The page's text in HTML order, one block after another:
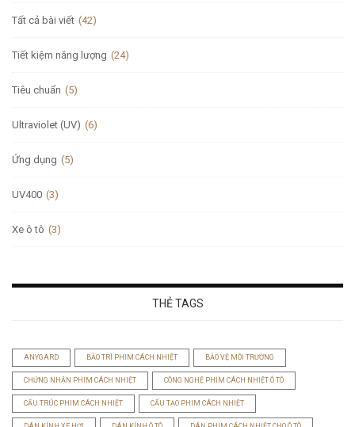
Tất cả bài viết (42)
Tiết kiệm năng lượng (24)
Tiêu chuẩn (5)
Ultraviolet (UV) (6)
Ứng dụng (5)
UV400 (3)
Xe ô tô (3)
THẺ TAGS
ANYGARD BẢO TRÌ PHIM CÁCH NHIỆT BẢO VỆ MÔI TRƯỜNG
CHỨNG NHẬN PHIM CÁCH NHIỆT CÔNG NGHỆ PHIM CÁCH NHIỆT Ô TÔ
CẤU TRÚC PHIM CÁCH NHIỆT CẤU TẠO PHIM CÁCH NHIỆT